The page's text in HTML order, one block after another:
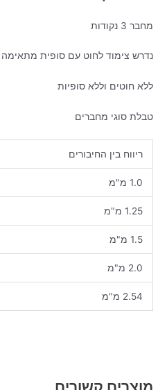
מחבר 3 נקודות
נדרש צימוד לחוט עם סופית מתאימה
ללא חוטים וללא סופיות
טבלת סוגי מחברים
ריווח בין החיבורים
1.0 מ"מ
1.25 מ"מ
1.5 מ"מ
2.0 מ"מ
2.54 מ"מ